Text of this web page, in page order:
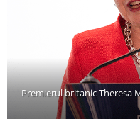
Premierul britanic Theresa